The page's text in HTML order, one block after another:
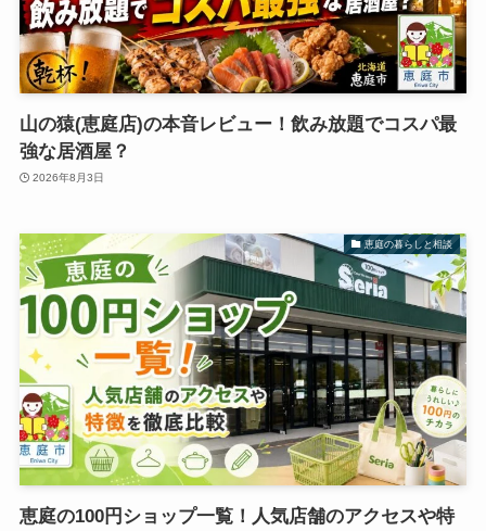
山の猿(恵庭店)の本音レビュー！飲み放題でコスパ最
強な居酒屋？
2026年8月3日
恵庭の暮らしと相談
恵庭の100円ショップ一覧！人気店舗のアクセスや特